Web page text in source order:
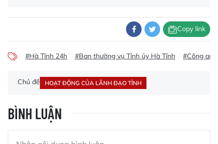
Copy link
#Hà Tĩnh 24h #Ban thường vụ Tỉnh ủy Hà Tĩnh #Công an
Chủ đề HOẠT ĐỘNG CỦA LÃNH ĐẠO TỈNH
BÌNH LUẬN